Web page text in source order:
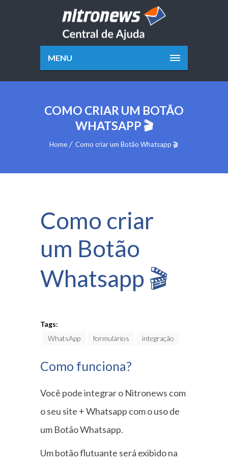
MENU
COMO CRIAR UM BOTÃO
WHATSAPP 🎬
Home Como criar um Botão Whatsapp 🎬
Como criar
um Botão
Whatsapp 🎬
Tags:
WhatsApp
formulários integração
Como funciona?
Você pode integrar o Nitronews com
o seu site + Whatsapp com o uso de
um Botão Whatsapp.
Um botão flutuante será exibido na